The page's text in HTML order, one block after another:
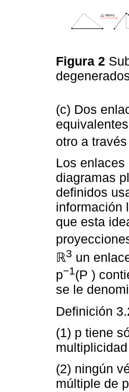
Figura 2
(c) Dos
otro a
Los
diagramas
definidos
información
que esta
ℝ3 un
p−1(P )
se le
Definición
(1) p tiene
(2) ningún
múltiple de